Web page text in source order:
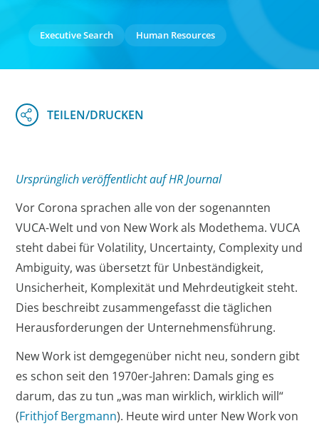
Executive Search Human Resources
Ursprünglich veröffentlicht auf HR Journal
Vor Corona sprachen alle von der sogenannten
VUCA-Welt und von New Work als Modethema. VUCA
steht dabei für Volatility, Uncertainty, Complexity und
Ambiguity, was übersetzt für Unbeständigkeit,
Unsicherheit, Komplexität und Mehrdeutigkeit steht.
Dies beschreibt zusammengefasst die täglichen
Herausforderungen der Unternehmensführung.
New Work ist demgegenüber nicht neu, sondern gibt
es schon seit den 1970er-Jahren: Damals ging es
darum, das zu tun „was man wirklich, wirklich will“
(Frithjof Bergmann). Heute wird unter New Work von